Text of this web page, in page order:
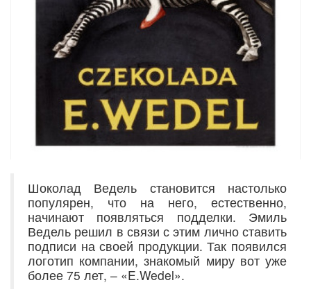
Шоколад Ведель становится настолько
популярен, что на него, естественно,
начинают появляться подделки. Эмиль
Ведель решил в связи с этим лично ставить
подписи на своей продукции. Так появился
логотип компании, знакомый миру вот уже
более 75 лет, – «E.Wedel».